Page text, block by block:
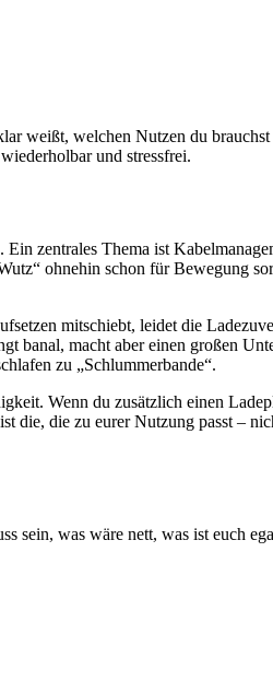
weißt, welchen Nutzen du
und stressfrei.
zentrales Thema ist
ohnehin schon für Bewegung
mitschiebt, leidet die
banal, macht aber einen großen
zu „Schlummerbande“.
Wenn du zusätzlich einen
die, die zu eurer Nutzung passt –
sein, was wäre nett, was ist euch